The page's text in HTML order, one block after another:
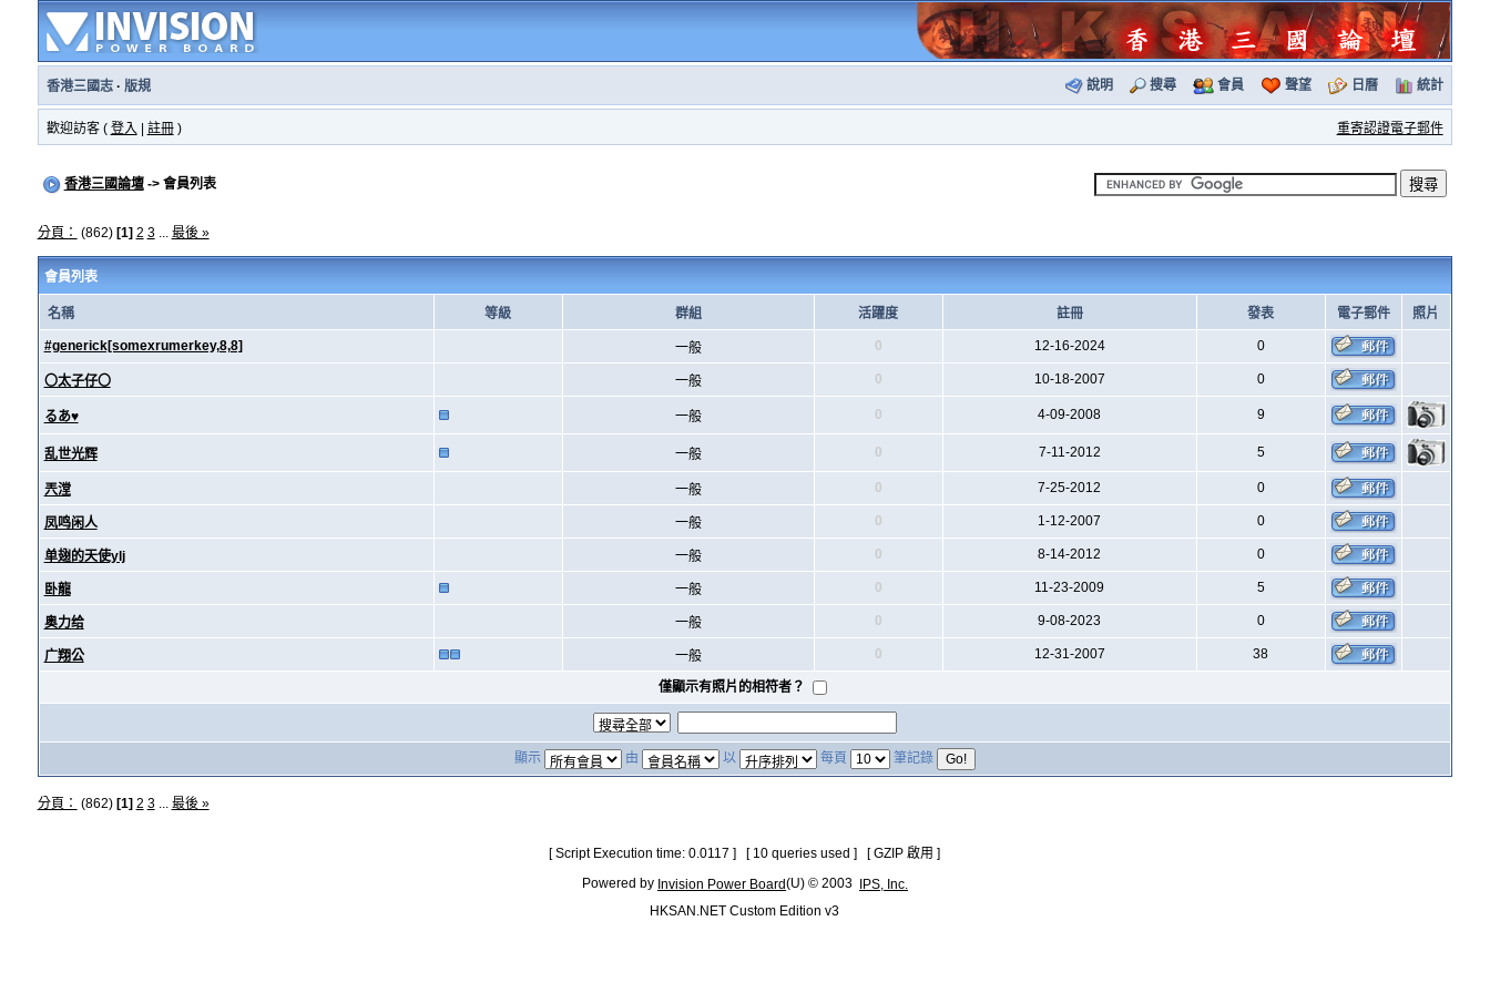
香港三國志· 版規 說明 搜尋 會員 聲望 日曆 統計
歡迎訪客 ( 登入 註冊) 重寄認證電子郵件
香港三國論壇-> 會員列表
分頁： (862) [1] 2 3... 最後 »
會員列表
名稱 等級 群組 活躍度 註冊 發表 電子郵件 照片
#generick[somexrumerkey,8,8] 一般 0 12-16-2024 0
〇太子仔〇 一般 0 10-18-2007 0
るあ♥ 一般 0 4-09-2008 9
乱世光辉 一般 0 7-11-2012 5
兲漟 一般 0 7-25-2012 0
凤鸣闲人 一般 0 1-12-2007 0
单翅的天使ylj 一般 0 8-14-2012 0
卧龍 一般 0 11-23-2009 5
奥力给 一般 0 9-08-2023 0
广翔公 一般 0 12-31-2007 38
僅顯示有照片的相符者？
顯示 由 以 每頁 筆記錄
分頁： (862) [1] 2 3... 最後 »
[ Script Execution time: 0.0117 ] [ 10 queries used ] [ GZIP 啟用 ]
Powered by Invision Power Board(U) © 2003
IPS, Inc.
HKSAN.NET Custom Edition v3